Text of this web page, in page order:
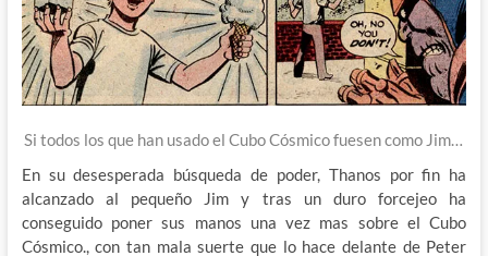
Si todos los que han usado el Cubo Cósmico fuesen como Jim…
En su desesperada búsqueda de poder, Thanos por fin ha
alcanzado al pequeño Jim y tras un duro forcejeo ha
conseguido poner sus manos una vez mas sobre el Cubo
Cósmico., con tan mala suerte que lo hace delante de Peter